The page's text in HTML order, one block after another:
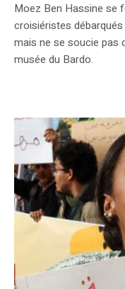
Moez Ben Hassine se
croisiéristes débarqués
mais ne se soucie pas
musée du Bardo.